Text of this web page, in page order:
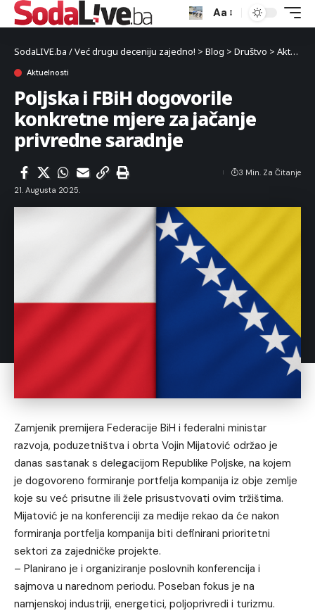
Aa
SodaLIVE.ba / Već drugu deceniju zajedno! > Blog > Društvo > Aktuelnosti
Aktuelnosti
Poljska i FBiH dogovorile
konkretne mjere za jačanje
privredne saradnje
21. Augusta 2025.
3 Min. Za Čitanje
Zamjenik premijera Federacije BiH i federalni ministar
razvoja, poduzetništva i obrta Vojin Mijatović održao je
danas sastanak s delegacijom Republike Poljske, na kojem
je dogovoreno formiranje portfelja kompanija iz obje zemlje
koje su već prisutne ili žele prisustvovati ovim tržištima.
Mijatović je na konferenciji za medije rekao da će nakon
formiranja portfelja kompanija biti definirani prioritetni
sektori za zajedničke projekte.
– Planirano je i organiziranje poslovnih konferencija i
sajmova u narednom periodu. Poseban fokus je na
namjenskoj industriji, energetici, poljoprivredi i turizmu.